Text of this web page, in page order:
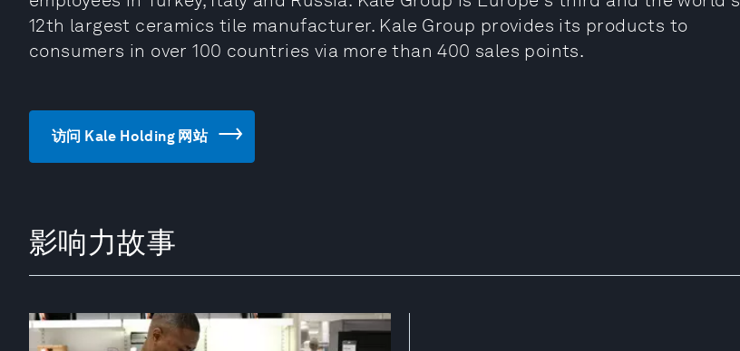
12th largest ceramics tile manufacturer. Kale Group provides its products to
consumers in over 100 countries via more than 400 sales points.
访问 Kale Holding 网站
影响力故事